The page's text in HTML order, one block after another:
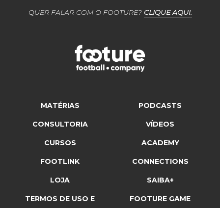
QUER FALAR COM O FOOTURE? CLIQUE AQUI.
MATÉRIAS PODCASTS
CONSULTORIA VÍDEOS
CURSOS ACADEMY
FOOTLINK CONNECTIONS
LOJA SAIBA+
TERMOS DE USO E FOOTURE GAME